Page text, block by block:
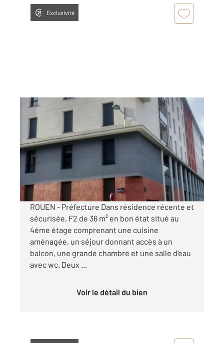
Exclusivité
ROUEN 76
36 m
Ref : 34458
Appartement F2 à louer
598 €
par mois charges comprises
ROUEN - Préfecture Dans résidence récente et
sécurisée, F2 de 36 m² en bon état situé au
4ème étage comprenant une cuisine
aménagée, un séjour donnant accès à un
balcon, une grande chambre et une salle d'eau
avec wc. Deux ...
Voir le détail du bien